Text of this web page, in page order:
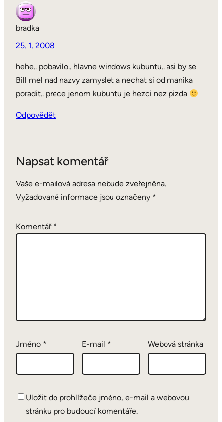
bradka
25. 1. 2008
hehe.. pobavilo.. hlavne windows kubuntu.. asi by se
Bill mel nad nazvy zamyslet a nechat si od manika
poradit.. prece jenom kubuntu je hezci nez pizda
Odpovědět
Napsat komentář
Vaše e-mailová adresa nebude zveřejněna.
Vyžadované informace jsou označeny *
Komentář *
Jméno * E-mail * Webová stránka
Uložit do prohlížeče jméno, e-mail a webovou
stránku pro budoucí komentáře.